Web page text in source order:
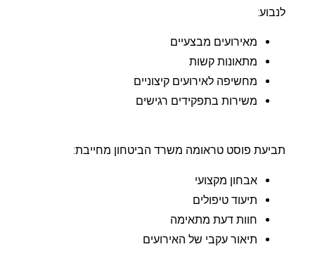
לנבוע:
מאירועים מבצעיים
מתאונות קשות
מחשיפה לאירועים קיצוניים
משירות בתפקידים רגישים
תביעת פוסט טראומה משרד הביטחון מחייבת:
אבחון מקצועי
תיעוד טיפולים
חוות דעת מתאימה
תיאור עקבי של האירועים